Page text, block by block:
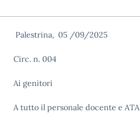
Palestrina, 05 /09/2025
Circ. n. 004
Ai genitori
A tutto il personale docente e ATA